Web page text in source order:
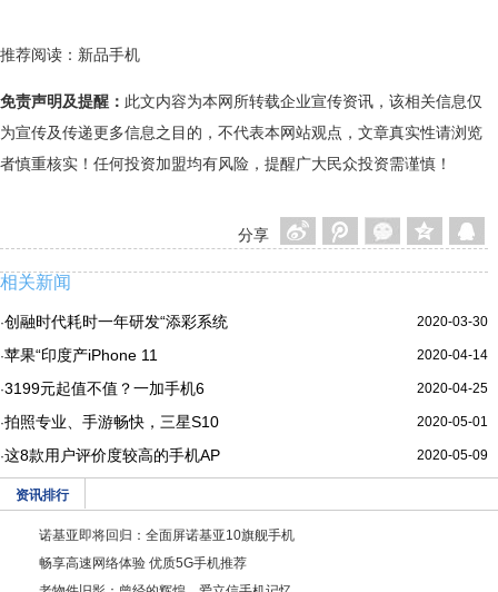
推荐阅读： 新品手机
免责声明及提醒： 此文内容为本网所转载企业宣传资讯，该相关信息仅
为宣传及传递更多信息之目的，不代表本网站观点，文章真实性请浏览
者慎重核实！任何投资加盟均有风险，提醒广大民众投资需谨慎！
分享
相关新闻
2020-03-30
·创融时代耗时一年研发“添彩系统
2020-04-14
·苹果“印度产iPhone 11
2020-04-25
·3199元起值不值？一加手机6
2020-05-01
·拍照专业、手游畅快，三星S10
2020-05-09
·这8款用户评价度较高的手机AP
资讯排行
诺基亚即将回归：全面屏诺基亚10旗舰手机
畅享高速网络体验 优质5G手机推荐